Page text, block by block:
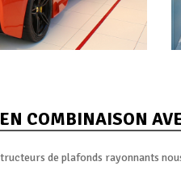
COMBINAISON
de plafonds rayonnants